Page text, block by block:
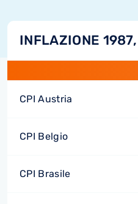
INFLAZIONE
CPI Austria
CPI Belgio
CPI Brasile